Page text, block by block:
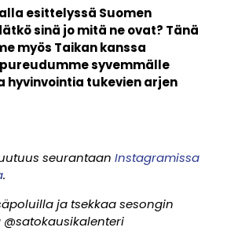
esittelyssä Suomen
sinä jo mitä ne ovat? Tänä
myös Taikan kanssa
syvemmälle
hyvinvointia tukevien arjen
seurantaan Instagramissa
.
ja tsekkaa sesongin